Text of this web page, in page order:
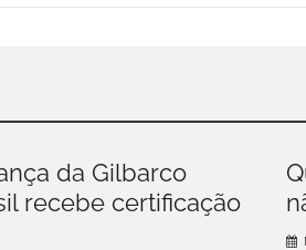
da Gilbarco
recebe certificação